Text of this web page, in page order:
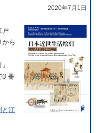
2020年7月1日
戸
から
3 冊
と江